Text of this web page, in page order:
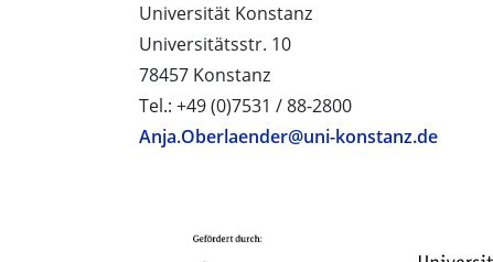
Universität Konstanz
Universitätsstr. 10
78457 Konstanz
Tel.: +49 (0)7531 / 88-2800
Anja.Oberlaender@uni-konstanz.de